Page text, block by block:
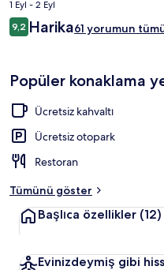
16.718 TL
1 Eyl - 2 Eyl
Yorumlar
9,29,2/10
Harika61 yorumun
Popüler konaklama
Ücretsiz kahvaltı
Ücretsiz otopark
Restoran
Tümünü göster
Başlıca özellikler (12)
Evinizdeymiş gibi